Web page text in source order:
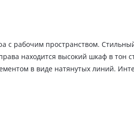
с рабочим пространством.
находится высокий шкаф в
в виде натянутых линий.